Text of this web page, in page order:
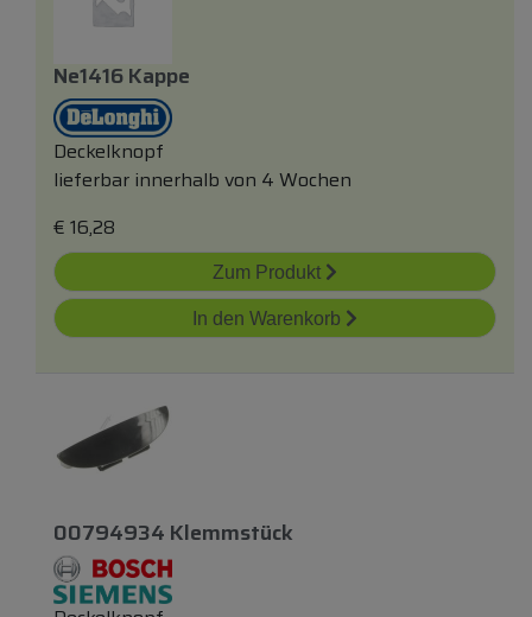
Ne1416 Kappe
Deckelknopf
lieferbar innerhalb von 4 Wochen
€ 16,28
Zum Produkt
In den Warenkorb
00794934 Klemmstück